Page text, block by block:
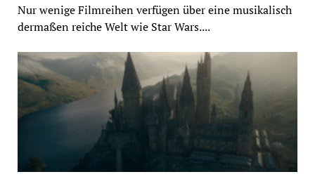
Nur wenige Filmreihen verfügen über eine musikalisch
dermaßen reiche Welt wie Star Wars....